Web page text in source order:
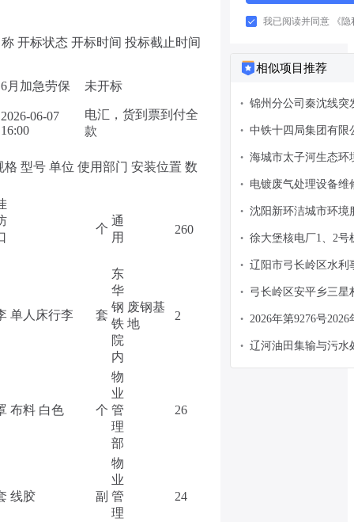
开标状态 开标时间 投标截止时间
6月加急劳保 未开标
2026-06-07
16:00
电汇，货到票到付全
款
型号 单位 使用部门 安装位置 数
个
通
用
260
单人床行李 套
东
华
钢
铁
院
内
废钢基
地
2
布料 白色 个
物
业
管
理
部
26
线胶 副
物
业
管
理
24
我已阅读并同意 《
相似项目推荐
•
锦州分公司秦沈线突
•
中铁十四局集团有限
理设备采购
• 海城市太子河生态环
• 电镀废气处理设备维
•
沈阳新环洁城市环境
自卸车）更正公告
•
徐大堡核电厂1、2号
•
辽阳市弓长岭区水利
• 弓长岭区安平乡三星
•
2026年第9276号
护服务招标公告
•
辽河油田集输与污水